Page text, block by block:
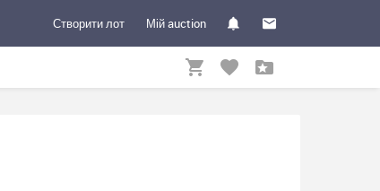
Мій auction
Створити лот